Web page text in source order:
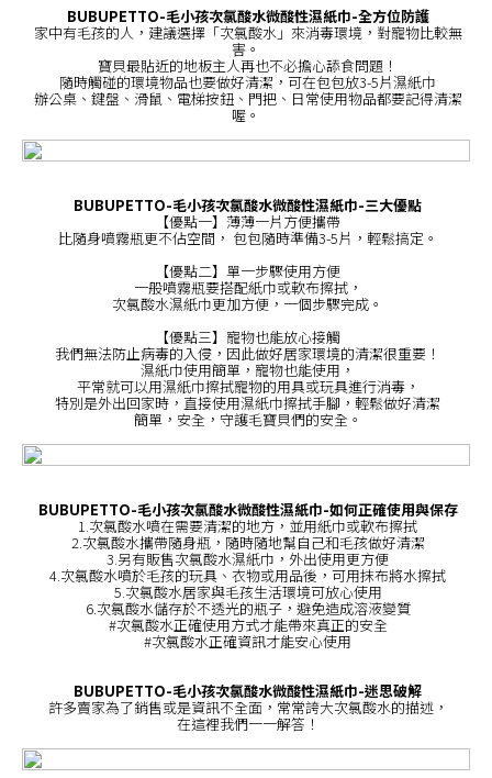
BUBUPETTO-毛小孩次氯酸水微酸性濕紙巾-全方位防護
家中有毛孩的人，建議選擇「次氯酸水」來消毒環境，對寵物比較無
害。
寶貝最貼近的地板主人再也不必擔心舔食問題！
隨時觸碰的環境物品也要做好清潔，可在包包放3-5片濕紙巾
辦公桌、鍵盤、滑鼠、電梯按鈕、門把、日常使用物品都要記得清潔
喔。
BUBUPETTO-毛小孩次氯酸水微酸性濕紙巾-三大優點
【優點一】薄薄一片方便攜帶
比隨身噴霧瓶更不佔空間， 包包隨時準備3-5片，輕鬆搞定。
【優點二】單一步驟使用方便
一般噴霧瓶要搭配紙巾或軟布擦拭，
次氯酸水濕紙巾更加方便，一個步驟完成。
【優點三】寵物也能放心接觸
我們無法防止病毒的入侵，因此做好居家環境的清潔很重要！
濕紙巾使用簡單，寵物也能使用，
平常就可以用濕紙巾擦拭寵物的用具或玩具進行消毒，
特別是外出回家時，直接使用濕紙巾擦拭手腳，輕鬆做好清潔
簡單，安全，守護毛寶貝們的安全。
BUBUPETTO-毛小孩次氯酸水微酸性濕紙巾-如何正確使用與保存
1.次氯酸水噴在需要清潔的地方，並用紙巾或軟布擦拭
2.次氯酸水攜帶隨身瓶，隨時隨地幫自己和毛孩做好清潔
3.另有販售次氯酸水濕紙巾，外出使用更方便
4.次氯酸水噴於毛孩的玩具、衣物或用品後，可用抹布將水擦拭
5.次氯酸水居家與毛孩生活環境可放心使用
6.次氯酸水儲存於不透光的瓶子，避免造成溶液變質
#次氯酸水正確使用方式才能帶來真正的安全
#次氯酸水正確資訊才能安心使用
BUBUPETTO-毛小孩次氯酸水微酸性濕紙巾-迷思破解
許多賣家為了銷售或是資訊不全面，常常誇大次氯酸水的描述，
在這裡我們一一解答！